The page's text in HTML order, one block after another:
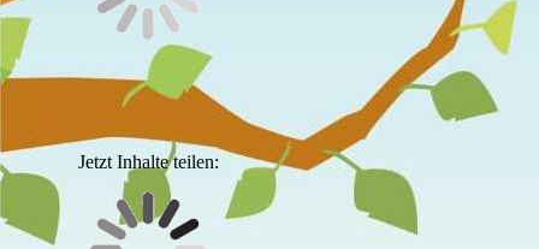
Jetzt Inhalte teilen: